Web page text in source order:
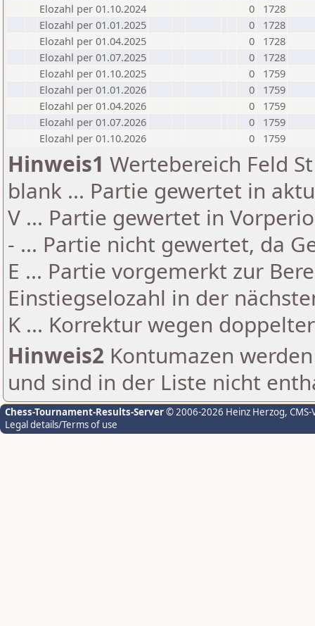
Elozahl per 01.10.2024
0
1728
Elozahl per 01.01.2025
0
1728
Elozahl per 01.04.2025
0
1728
Elozahl per 01.07.2025
0
1728
Elozahl per 01.10.2025
0
1759
Elozahl per 01.01.2026
0
1759
Elozahl per 01.04.2026
0
1759
Elozahl per 01.07.2026
0
1759
Elozahl per 01.10.2026
0 1759
Hinweis1 Wertebereich Feld
blank ... Partie gewertet in
V ... Partie gewertet in
- ... Partie nicht gewertet, da
E ... Partie vorgemerkt zur
Einstiegselozahl in der
K ... Korrektur wegen
Hinweis2 Kontumazen
und sind in der Liste nicht
Chess-Tournament-Results-Server© 2006-2026 Heinz Herzog,
Legal details/Terms of use